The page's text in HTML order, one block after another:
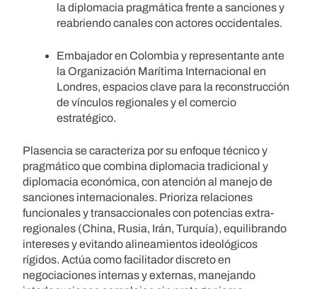
la diplomacia pragmática frente a sanciones y
reabriendo canales con actores occidentales.
Embajador en Colombia y representante ante
la Organización Marítima Internacional en
Londres, espacios clave para la reconstrucción
de vínculos regionales y el comercio
estratégico.
Plasencia se caracteriza por su enfoque técnico y
pragmático que combina diplomacia tradicional y
diplomacia económica, con atención al manejo de
sanciones internacionales. Prioriza relaciones
funcionales y transaccionales con potencias extra-
regionales (China, Rusia, Irán, Turquía), equilibrando
intereses y evitando alineamientos ideológicos
rígidos. Actúa como facilitador discreto en
negociaciones internas y externas, manejando